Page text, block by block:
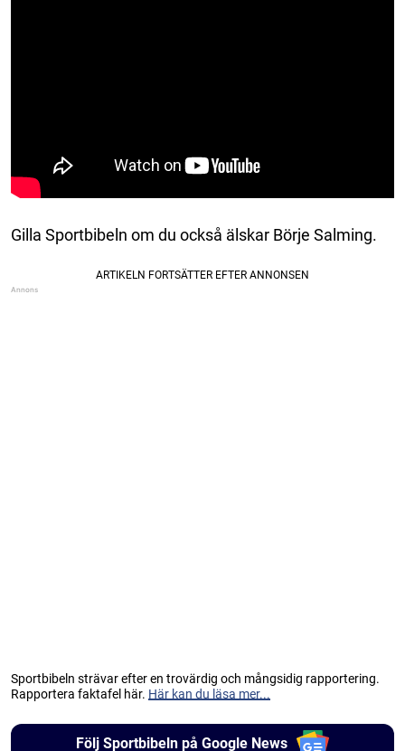
Gilla Sportbibeln om du också älskar Börje Salming.
Sportbibeln strävar efter en trovärdig och mångsidig rapportering.
Rapportera faktafel här. Här kan du läsa mer...
Följ Sportbibeln på Google News